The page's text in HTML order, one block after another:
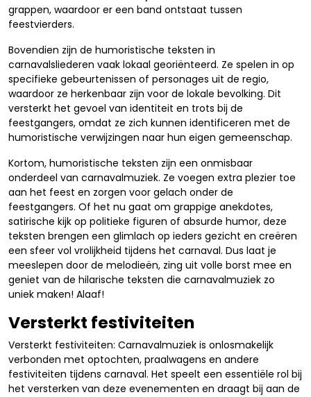
grappen, waardoor er een band ontstaat tussen
feestvierders.
Bovendien zijn de humoristische teksten in
carnavalsliederen vaak lokaal georiënteerd. Ze spelen in op
specifieke gebeurtenissen of personages uit de regio,
waardoor ze herkenbaar zijn voor de lokale bevolking. Dit
versterkt het gevoel van identiteit en trots bij de
feestgangers, omdat ze zich kunnen identificeren met de
humoristische verwijzingen naar hun eigen gemeenschap.
Kortom, humoristische teksten zijn een onmisbaar
onderdeel van carnavalmuziek. Ze voegen extra plezier toe
aan het feest en zorgen voor gelach onder de
feestgangers. Of het nu gaat om grappige anekdotes,
satirische kijk op politieke figuren of absurde humor, deze
teksten brengen een glimlach op ieders gezicht en creëren
een sfeer vol vrolijkheid tijdens het carnaval. Dus laat je
meeslepen door de melodieën, zing uit volle borst mee en
geniet van de hilarische teksten die carnavalmuziek zo
uniek maken! Alaaf!
Versterkt festiviteiten
Versterkt festiviteiten: Carnavalmuziek is onlosmakelijk
verbonden met optochten, praalwagens en andere
festiviteiten tijdens carnaval. Het speelt een essentiële rol bij
het versterken van deze evenementen en draagt bij aan de